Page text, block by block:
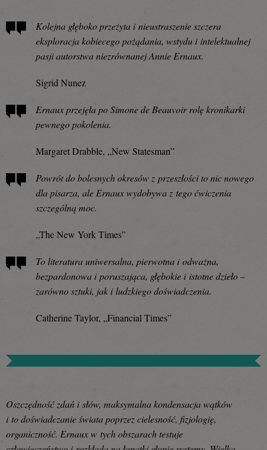
Kolejna głęboko przeżyta i nieustraszenie szczera
eksploracja kobiecego pożądania, wstydu i intelektualnej
pasji autorstwa niezrównanej Annie Ernaux.
Sigrid Nunez
Ernaux przejęła po Simone de Beauvoir rolę kronikarki
pewnego pokolenia.
Margaret Drabble, „New Statesman”
Powrót do bolesnych okresów z przeszłości to nic nowego
dla pisarza, ale Ernaux wydobywa z tego ćwiczenia
szczególną moc.
„The New York Times”
To literatura uniwersalna, pierwotna i odważna,
bezpardonowa i poruszająca, głębokie i istotne dzieło –
zarówno sztuki, jak i ludzkiego doświadczenia.
Catherine Taylor, „Financial Times”
Oszczędność zdań i słów, maksymalna kondensacja wątków
i to doświadczanie świata poprzez cielesność, fizjologię,
organiczność. Ernaux w tych obszarach testuje